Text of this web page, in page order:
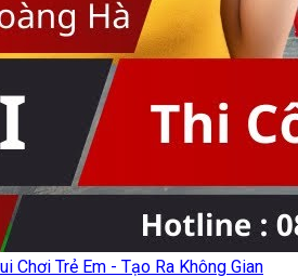
Chơi Trẻ Em - Tạo Ra Không Gian